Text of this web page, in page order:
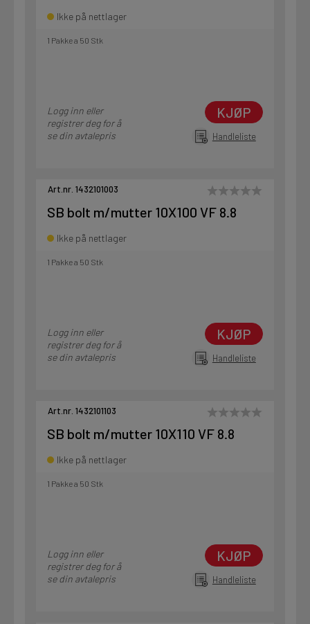
Ikke på nettlager
1 Pakke a 50 Stk
Logg inn eller
registrer deg for å
se din avtalepris
KJØP
Handleliste
Art.nr. 1432101003
SB bolt m/mutter 10X100 VF 8.8
Ikke på nettlager
1 Pakke a 50 Stk
Logg inn eller
registrer deg for å
se din avtalepris
KJØP
Handleliste
Art.nr. 1432101103
SB bolt m/mutter 10X110 VF 8.8
Ikke på nettlager
1 Pakke a 50 Stk
Logg inn eller
registrer deg for å
se din avtalepris
KJØP
Handleliste